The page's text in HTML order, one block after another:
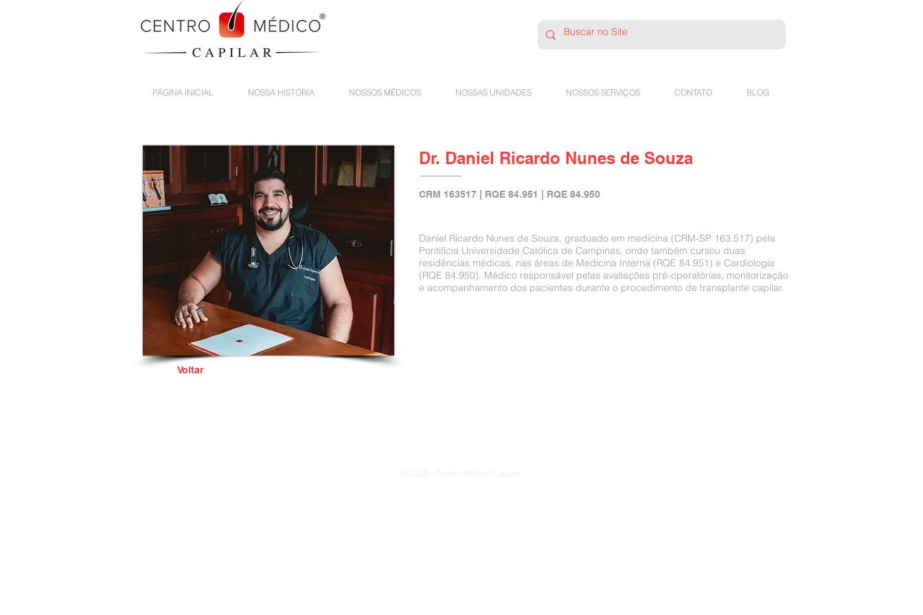
PÁGINA INICIAL NOSSA HISTÓRIA NOSSOS MÉDICOS NOSSAS UNIDADES NOSSOS SERVIÇOS CONTATO BLOG
Voltar
Dr. Daniel Ricardo Nunes de Souza
CRM 163517 | RQE 84.951 | RQE 84.950
Daniel Ricardo Nunes de Souza, graduado em medicina (CRM-SP 163.517) pela
Pontifícia Universidade Católica de Campinas, onde também cursou duas
residências médicas, nas áreas de Medicina Interna (RQE 84.951) e Cardiologia
(RQE 84.950). Médico responsável pelas avaliações pré-operatórias, monitorização
e acompanhamento dos pacientes durante o procedimento de transplante capilar.